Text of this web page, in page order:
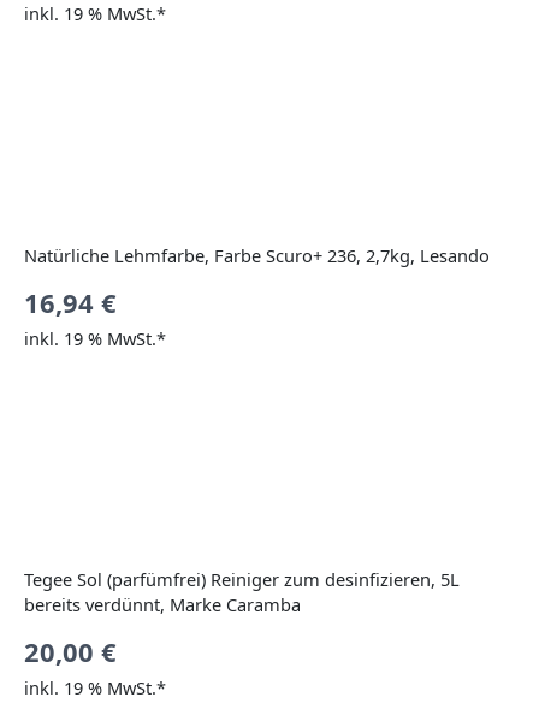
inkl. 19 % MwSt.*
Natürliche Lehmfarbe, Farbe Scuro+ 236, 2,7kg, Lesando
16,94 €
inkl. 19 % MwSt.*
Tegee Sol (parfümfrei) Reiniger zum desinfizieren, 5L
bereits verdünnt, Marke Caramba
20,00 €
inkl. 19 % MwSt.*